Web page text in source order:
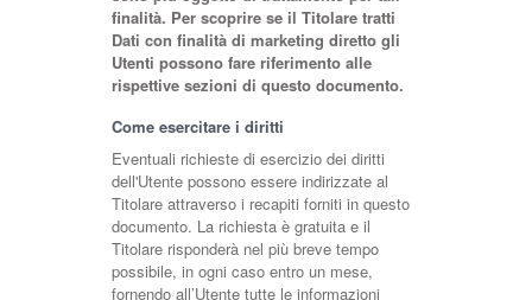
finalità. Per scoprire se il Titolare tratti
Dati con finalità di marketing diretto gli
Utenti possono fare riferimento alle
rispettive sezioni di questo documento.
Come esercitare i diritti
Eventuali richieste di esercizio dei diritti
dell'Utente possono essere indirizzate al
Titolare attraverso i recapiti forniti in questo
documento. La richiesta è gratuita e il
Titolare risponderà nel più breve tempo
possibile, in ogni caso entro un mese,
fornendo all’Utente tutte le informazioni